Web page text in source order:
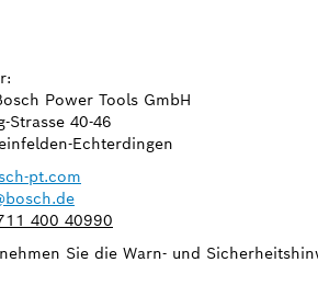
Power Tools GmbH
Strasse 40-46
Echterdingen
pt.com
400 40990
Sie die Warn- und